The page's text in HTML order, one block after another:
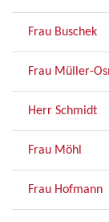
Frau Buschek
Frau Müller-
Herr Schmidt
Frau Möhl
Frau Hofmann